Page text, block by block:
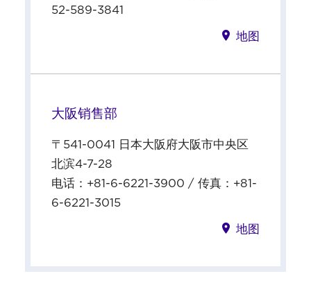
52-589-3841
地图
大阪销售部
〒541-0041 日本大阪府大阪市中央区
北滨4-7-28
电话：+81-6-6221-3900 / 传真：+81-
6-6221-3015
地图